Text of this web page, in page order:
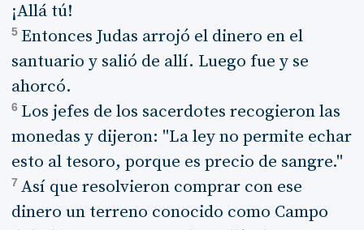
¡Allá tú!
5 Entonces Judas arrojó el dinero en el
santuario y salió de allí. Luego fue y se
ahorcó.
6 Los jefes de los sacerdotes recogieron las
monedas y dijeron: "La ley no permite echar
esto al tesoro, porque es precio de sangre."
7 Así que resolvieron comprar con ese
dinero un terreno conocido como Campo